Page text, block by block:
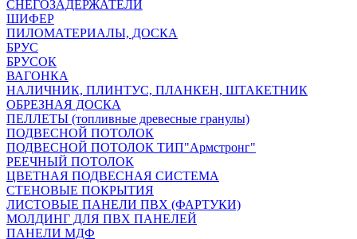
СНЕГОЗАДЕРЖАТЕЛИ
ШИФЕР
ПИЛОМАТЕРИАЛЫ, ДОСКА
БРУС
БРУСОК
ВАГОНКА
НАЛИЧНИК, ПЛИНТУС, ПЛАНКЕН, ШТАКЕТНИК
ОБРЕЗНАЯ ДОСКА
ПЕЛЛЕТЫ (топливные древесные гранулы)
ПОДВЕСНОЙ ПОТОЛОК
ПОДВЕСНОЙ ПОТОЛОК ТИП"Армстронг"
РЕЕЧНЫЙ ПОТОЛОК
ЦВЕТНАЯ ПОДВЕСНАЯ СИСТЕМА
СТЕНОВЫЕ ПОКРЫТИЯ
ЛИСТОВЫЕ ПАНЕЛИ ПВХ (ФАРТУКИ)
МОЛДИНГ ДЛЯ ПВХ ПАНЕЛЕЙ
ПАНЕЛИ МДФ